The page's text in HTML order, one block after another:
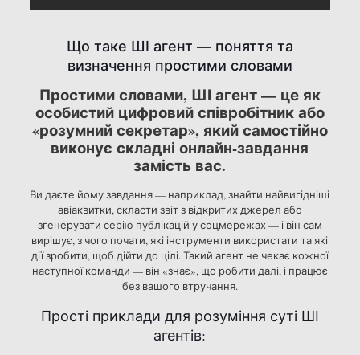
Що таке ШІ агент — поняття та
визначення простими словами
Простими словами, ШІ агент — це як
особистий цифровий співробітник або
«розумний секретар», який самостійно
виконує складні онлайн-завдання
замість вас.
Ви даєте йому завдання — наприклад, знайти найвигідніші
авіаквитки, скласти звіт з відкритих джерел або
згенерувати серію публікацій у соцмережах — і він сам
вирішує, з чого почати, які інструменти використати та які
дії зробити, щоб дійти до цілі. Такий агент не чекає кожної
наступної команди — він «знає», що робити далі, і працює
без вашого втручання.
Прості приклади для розуміння суті ШІ
агентів: